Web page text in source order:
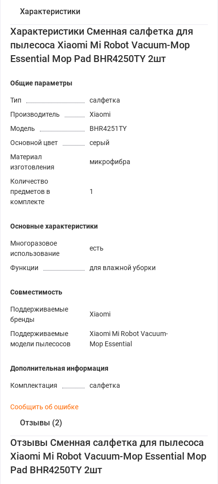
Характеристики
Характеристики Сменная салфетка для
пылесоса Xiaomi Mi Robot Vacuum-Mop
Essential Mop Pad BHR4250TY 2шт
Общие параметры
Тип
салфетка
Производитель
Xiaomi
Модель
BHR4251TY
Основной цвет
серый
Материал
изготовления
микрофибра
Количество
предметов в
комплекте
1
Основные характеристики
Многоразовое
использование
есть
Функции для влажной уборки
Совместимость
Поддерживаемые
бренды
Xiaomi
Поддерживаемые
модели пылесосов
Xiaomi Mi Robot Vacuum-
Mop Essential
Дополнительная информация
Комплектация салфетка
Сообщить об ошибке
Отзывы (2)
Отзывы Сменная салфетка для пылесоса
Xiaomi Mi Robot Vacuum-Mop Essential Mop
Pad BHR4250TY 2шт